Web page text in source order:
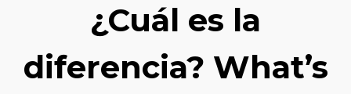
¿Cuál es la
diferencia? What’s